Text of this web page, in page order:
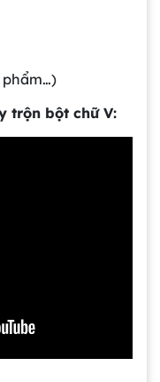
phẩm…)
trộn bột chữ V: